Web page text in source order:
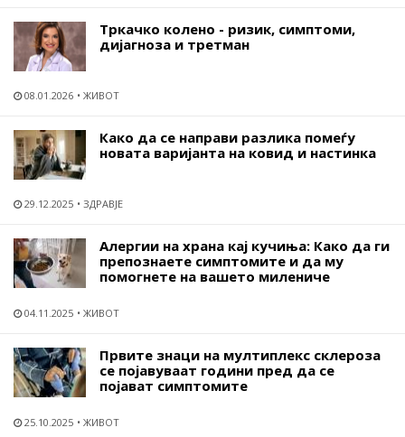
Тркачко колено - ризик, симптоми,
дијагноза и третман
08.01.2026 ЖИВОТ
Како да се направи разлика помеѓу
новата варијанта на ковид и настинка
29.12.2025 ЗДРАВЈЕ
Алергии на храна кај кучиња: Како да ги
препознаете симптомите и да му
помогнете на вашето милениче
04.11.2025 ЖИВОТ
Првите знаци на мултиплекс склероза
се појавуваат години пред да се
појават симптомите
25.10.2025 ЖИВОТ